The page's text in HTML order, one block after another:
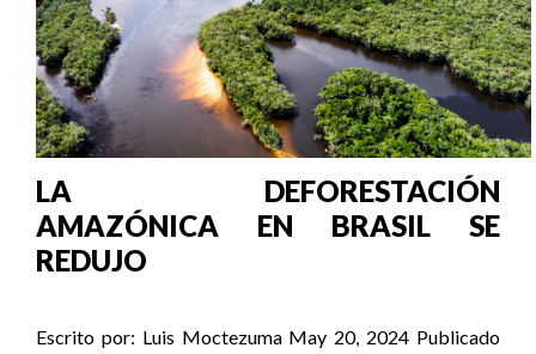
LA DEFORESTACIÓN
AMAZÓNICA EN BRASIL SE
REDUJO
Escrito por: Luis Moctezuma May 20, 2024 Publicado